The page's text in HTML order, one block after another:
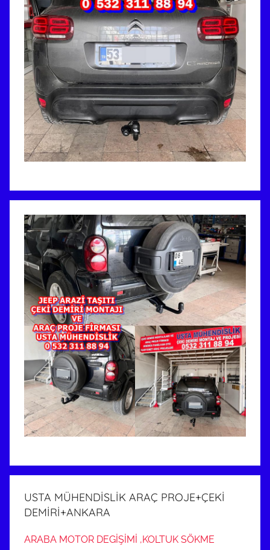
USTA MÜHENDİSLİK ARAÇ PROJE+ÇEKİ
DEMİRİ+ANKARA
ARABA MOTOR DEGİŞİMİ ,KOLTUK SÖKME